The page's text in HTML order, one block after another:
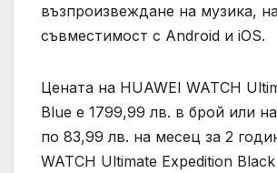
възпроизвеждане на музика,
съвместимост с Android и iOS.
Цената на HUAWEI WATCH
Blue е 1799,99 лв. в брой или
по 83,99 лв. на месец за 2
WATCH Ultimate Expedition